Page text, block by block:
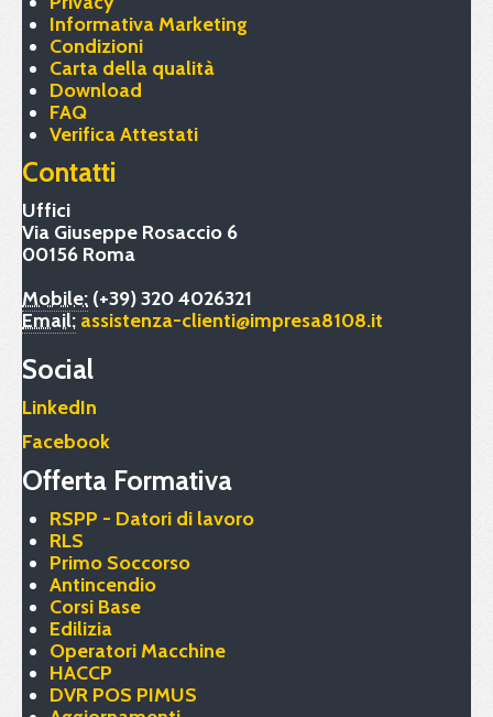
Informativa Marketing
Condizioni
Carta della qualità
Download
FAQ
Verifica Attestati
Contatti
Uffici
Via Giuseppe Rosaccio 6
00156 Roma
Mobile: (+39) 320 4026321
Email: assistenza-clienti@impresa8108.it
Social
LinkedIn
Facebook
Offerta Formativa
RSPP - Datori di lavoro
RLS
Primo Soccorso
Antincendio
Corsi Base
Edilizia
Operatori Macchine
HACCP
DVR POS PIMUS